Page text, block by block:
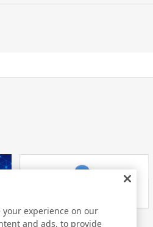
your experience on our
and ads, to provide